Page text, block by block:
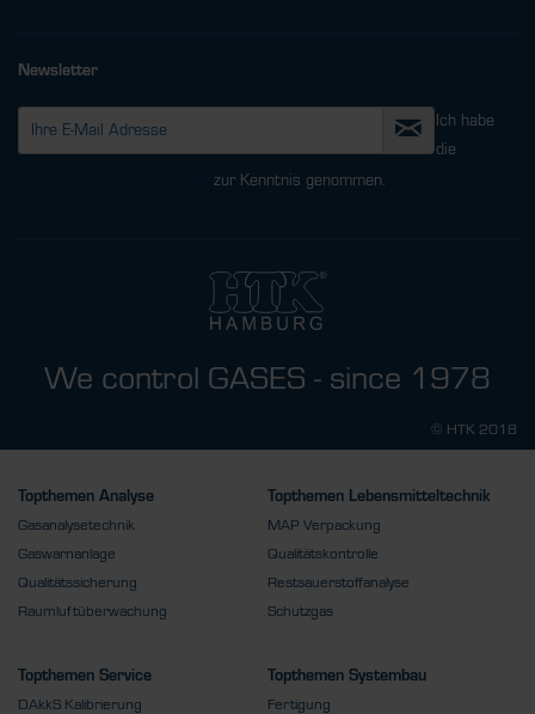
Newsletter
Ich habe
die
zur Kenntnis genommen.
We control GASES - since 1978
© HTK 2018
Topthemen Analyse
Gasanalysetechnik
Gaswarnanlage
Qualitätssicherung
Raumluftüberwachung
Topthemen Lebensmitteltechnik
MAP Verpackung
Qualitätskontrolle
Restsauerstoffanalyse
Schutzgas
Topthemen Service
DAkkS Kalibrierung
Topthemen Systembau
Fertigung